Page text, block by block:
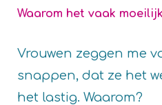
Waarom het vaak
Vrouwen zeggen me
snappen, dat ze het
het lastig. Waarom?